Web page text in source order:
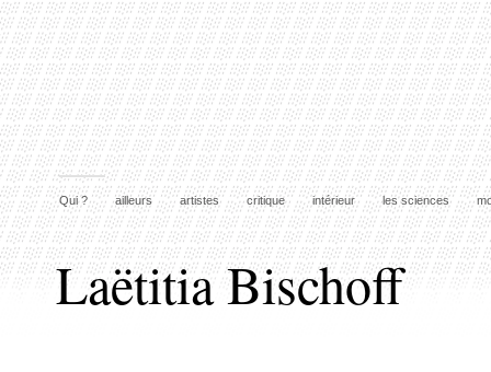
Qui ? ailleurs artistes critique intérieur les sciences
Laëtitia Bischoff